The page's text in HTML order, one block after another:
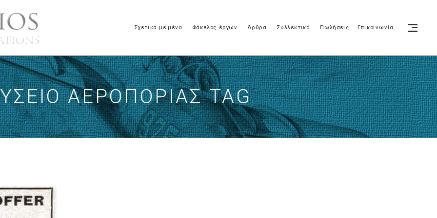
Σχετικά με μένα Φάκελος έργων Άρθρα Συλλεκτικά Πωλήσεις Επικοινωνία
ΑΕΡΟΠΟΡΙΑΣ TAG